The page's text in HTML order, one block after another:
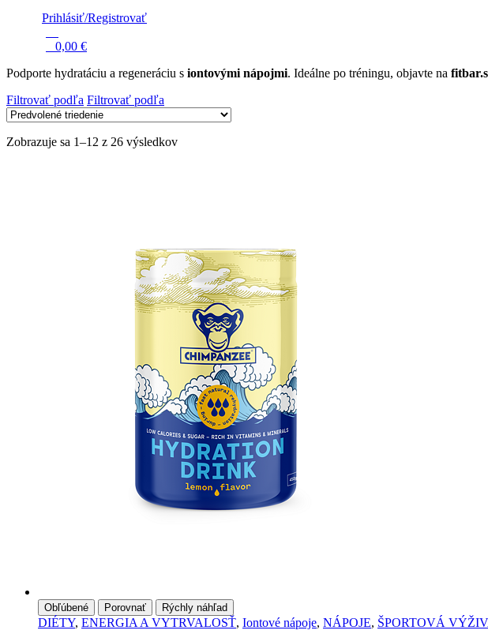
Prihlásiť/Registrovať
0,00 €
Podporte hydratáciu a regeneráciu s iontovými nápojmi. Ideálne po tréningu, objavte na
Filtrovať podľa Filtrovať podľa
Zobrazuje sa 1–12 z 26 výsledkov
Obľúbené Porovnať Rýchly náhľad
DIÉTY, ENERGIA A VYTRVALOSŤ, Iontové nápoje, NÁPOJE, ŠPORTOVÁ